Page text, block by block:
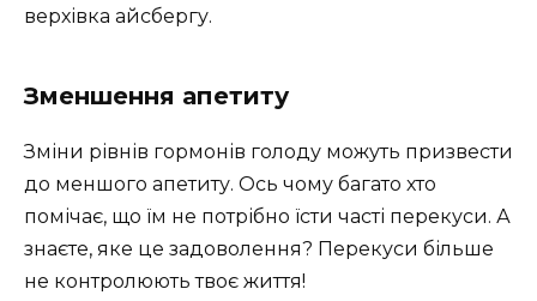
верхівка айсбергу.
Зменшення апетиту
Зміни рівнів гормонів голоду можуть призвести
до меншого апетиту. Ось чому багато хто
помічає, що їм не потрібно їсти часті перекуси. А
знаєте, яке це задоволення? Перекуси більше
не контролюють твоє життя!